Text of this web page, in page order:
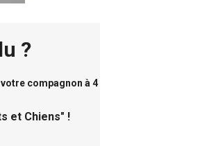
?
compagnon à 4
et Chiens" !